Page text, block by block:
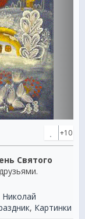
+10
Святого
Николай
, Картинки